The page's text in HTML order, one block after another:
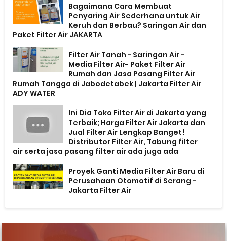
Bagaimana Cara Membuat
Penyaring Air Sederhana untuk Air
Keruh dan Berbau? Saringan Air dan
Paket Filter Air JAKARTA
Filter Air Tanah - Saringan Air -
Media Filter Air- Paket Filter Air
Rumah dan Jasa Pasang Filter Air
Rumah Tangga di Jabodetabek | Jakarta Filter Air
ADY WATER
Ini Dia Toko Filter Air di Jakarta yang
Terbaik; Harga Filter Air Jakarta dan
Jual Filter Air Lengkap Banget!
Distributor Filter Air, Tabung filter
air serta jasa pasang filter air ada juga ada
Proyek Ganti Media Filter Air Baru di
Perusahaan Otomotif di Serang -
Jakarta Filter Air